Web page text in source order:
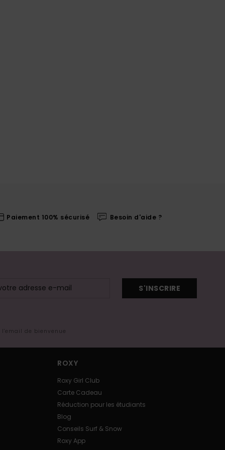
Paiement 100% sécurisé Besoin d'aide ?
S'INSCRIRE
de bienvenue
ROXY
Roxy Girl Club
Carte Cadeau
Réduction pour les étudiants
Blog
Conseils Surf & Snow
Roxy App